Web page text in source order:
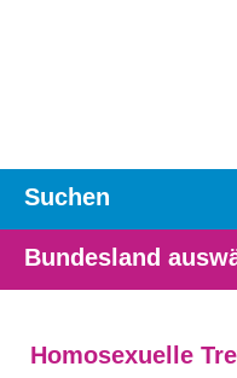
Suchen
Bundesland
Homosexuelle